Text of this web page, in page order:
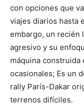
con opciones que
viajes diarios hasta
embargo, un recién
agresivo y su
máquina construida
ocasionales; Es un
rally París-Dakar
terrenos difíciles.